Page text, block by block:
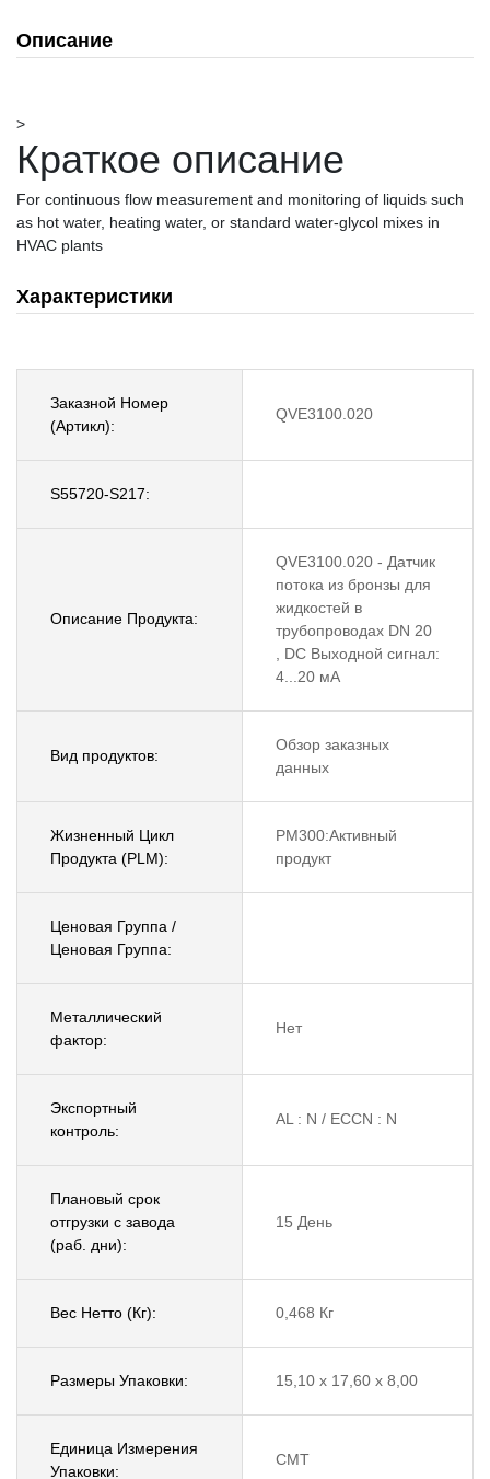
Описание
>
Краткое описание
For continuous flow measurement and monitoring of liquids such
as hot water, heating water, or standard water-glycol mixes in
HVAC plants
Характеристики
Заказной Номер
(Артикл):
QVE3100.020
S55720-S217:
Описание Продукта:
QVE3100.020 - Датчик
потока из бронзы для
жидкостей в
трубопроводах DN 20
, DC Выходной сигнал:
4...20 мА
Вид продуктов:
Обзор заказных
данных
Жизненный Цикл
Продукта (PLM):
PM300:Активный
продукт
Ценовая Группа /
Ценовая Группа:
Металлический
фактор:
Нет
Экспортный
контроль:
AL : N / ECCN : N
Плановый срок
отгрузки с завода
(раб. дни):
15 День
Вес Нетто (Кг): 0,468 Кг
Размеры Упаковки: 15,10 x 17,60 x 8,00
Единица Измерения
Упаковки:
CMT